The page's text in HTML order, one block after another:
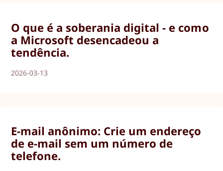
O que é a soberania digital - e como
a Microsoft desencadeou a
tendência.
2026-03-13
E-mail anônimo: Crie um endereço
de e-mail sem um número de
telefone.